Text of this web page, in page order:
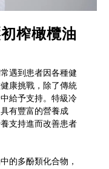
榨橄欖油
遇到患者因各種健
康挑戰，除了傳統
給予支持。特級冷
有豐富的營養成
支持進而改善患者
的多酚類化合物，